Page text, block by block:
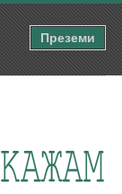
Преземи